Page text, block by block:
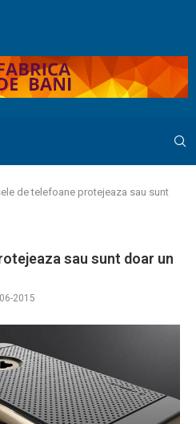
de telefoane protejeaza sau sunt
sau sunt doar un
2015